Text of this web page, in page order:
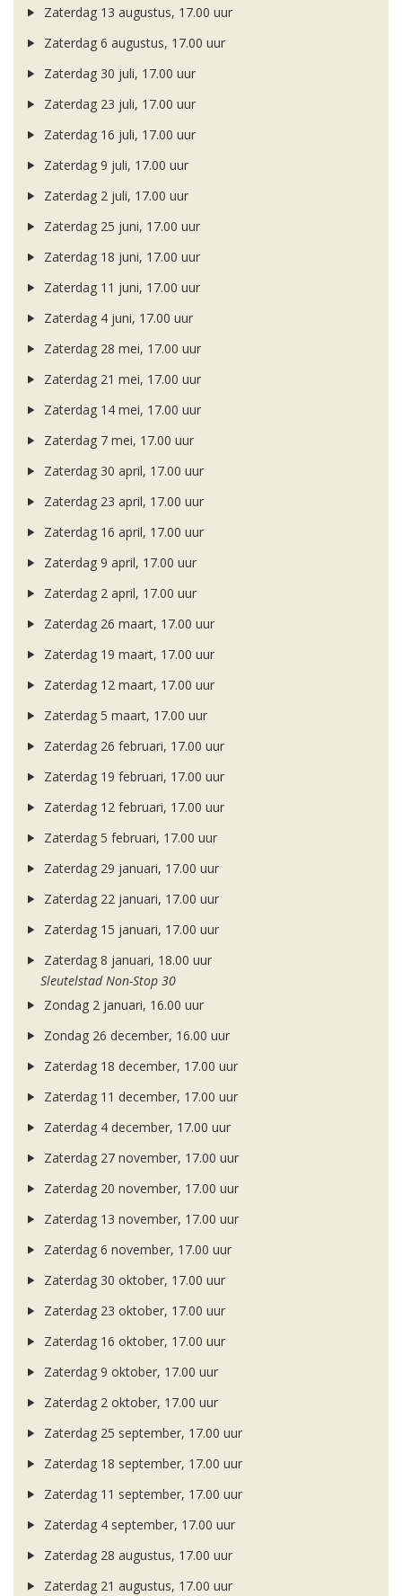
Zaterdag 13 augustus, 17.00 uur
Zaterdag 6 augustus, 17.00 uur
Zaterdag 30 juli, 17.00 uur
Zaterdag 23 juli, 17.00 uur
Zaterdag 16 juli, 17.00 uur
Zaterdag 9 juli, 17.00 uur
Zaterdag 2 juli, 17.00 uur
Zaterdag 25 juni, 17.00 uur
Zaterdag 18 juni, 17.00 uur
Zaterdag 11 juni, 17.00 uur
Zaterdag 4 juni, 17.00 uur
Zaterdag 28 mei, 17.00 uur
Zaterdag 21 mei, 17.00 uur
Zaterdag 14 mei, 17.00 uur
Zaterdag 7 mei, 17.00 uur
Zaterdag 30 april, 17.00 uur
Zaterdag 23 april, 17.00 uur
Zaterdag 16 april, 17.00 uur
Zaterdag 9 april, 17.00 uur
Zaterdag 2 april, 17.00 uur
Zaterdag 26 maart, 17.00 uur
Zaterdag 19 maart, 17.00 uur
Zaterdag 12 maart, 17.00 uur
Zaterdag 5 maart, 17.00 uur
Zaterdag 26 februari, 17.00 uur
Zaterdag 19 februari, 17.00 uur
Zaterdag 12 februari, 17.00 uur
Zaterdag 5 februari, 17.00 uur
Zaterdag 29 januari, 17.00 uur
Zaterdag 22 januari, 17.00 uur
Zaterdag 15 januari, 17.00 uur
Zaterdag 8 januari, 18.00 uur
Sleutelstad Non-Stop 30
Zondag 2 januari, 16.00 uur
Zondag 26 december, 16.00 uur
Zaterdag 18 december, 17.00 uur
Zaterdag 11 december, 17.00 uur
Zaterdag 4 december, 17.00 uur
Zaterdag 27 november, 17.00 uur
Zaterdag 20 november, 17.00 uur
Zaterdag 13 november, 17.00 uur
Zaterdag 6 november, 17.00 uur
Zaterdag 30 oktober, 17.00 uur
Zaterdag 23 oktober, 17.00 uur
Zaterdag 16 oktober, 17.00 uur
Zaterdag 9 oktober, 17.00 uur
Zaterdag 2 oktober, 17.00 uur
Zaterdag 25 september, 17.00 uur
Zaterdag 18 september, 17.00 uur
Zaterdag 11 september, 17.00 uur
Zaterdag 4 september, 17.00 uur
Zaterdag 28 augustus, 17.00 uur
Zaterdag 21 augustus, 17.00 uur